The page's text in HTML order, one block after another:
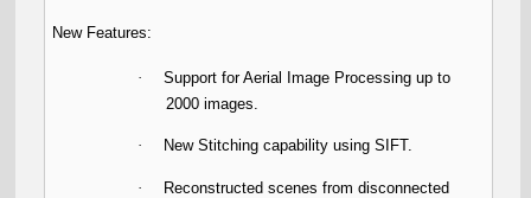
New Features:
·
Support for Aerial Image Processing up to
2000 images.
· New Stitching capability using SIFT.
·
Reconstructed scenes from disconnected